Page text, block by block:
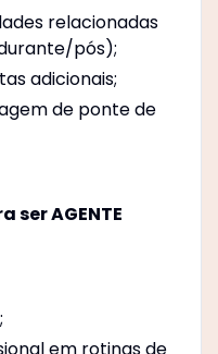
relacionadas
pós);
adicionais;
de ponte de
ser AGENTE